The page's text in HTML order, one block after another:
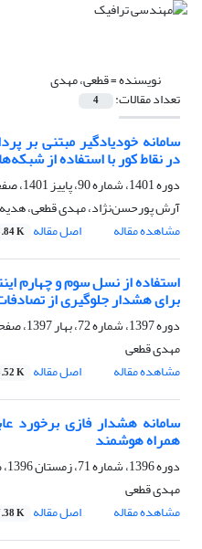
نویسنده =قطعی، مهدی
تعداد مقالات: 4
سامانه خود‌یادگیر مبتنی بر
در نقاط کور با استفاده از
دوره 1401، شماره 90، پاییز 1401، صفحه
آرش پورحسن‌نژاد، مهدی قطعی،
مشاهده مقاله
اصل مقاله K
استفاده از نسل سوم و چهارم
برای هشدار جلوگیری از
دوره 1397، شماره 72، بهار 1397، صفحه
مهدی قطعی
مشاهده مقاله
اصل مقاله K
سامانه هشدار فازی برخورد
همراه هوشمند
دوره 1396، شماره 71، زمستان 1396، صفحه
مهدی قطعی
مشاهده مقاله
اصل مقاله K